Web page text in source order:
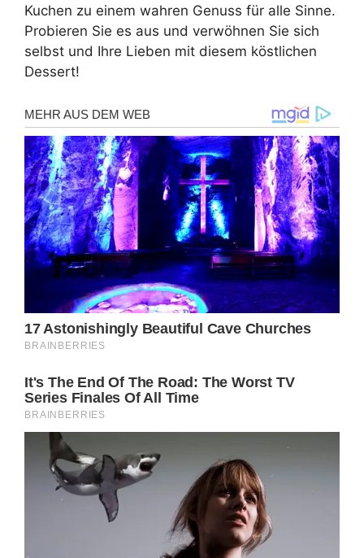
Kuchen zu einem wahren Genuss für alle Sinne.
Probieren Sie es aus und verwöhnen Sie sich
selbst und Ihre Lieben mit diesem köstlichen
Dessert!